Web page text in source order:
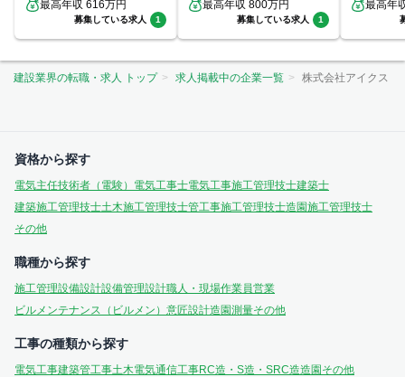
最高年収 616万円
募集している求人 1
最高年収 800万円
募集している求人 1
最高年
建設業界の転職・求人 トップ 求人掲載中の企業一覧 株式会社アイクス
資格から探す
電気主任技術者（電験） 電気工事士電気工事施工管理技士建築士
建築施工管理技士土木施工管理技士管工事施工管理技士造園施工管理技士
その他
職種から探す
施工管理設備設計設備管理設計職人・現場作業員営業
ビルメンテナンス（ビルメン） 意匠設計造園測量その他
工事の種類から探す
電気工事建築管工事土木電気通信工事RC造・S造・SRC造造園 その他